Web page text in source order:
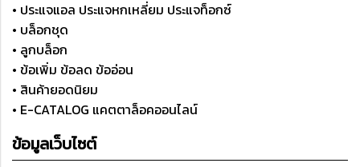
• ประแจแอล ประแจหกเหลี่ยม ประแจท็อกซ์
• บล็อกชุด
• ลูกบล็อก
• ข้อเพิ่ม ข้อลด ข้ออ่อน
• สินค้ายอดนิยม
• E-CATALOG แคตตาล็อคออนไลน์
ข้อมูลเว็บไซต์